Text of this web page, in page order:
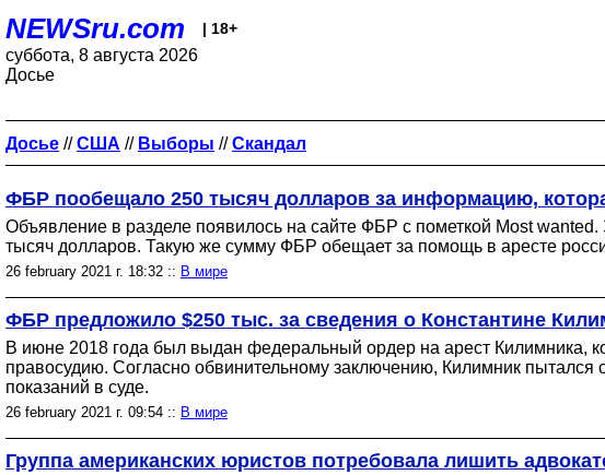
NEWSru.com | 18+
суббота, 8 августа 2026
Досье
Досье //США // Выборы //Скандал
ФБР пообещало 250 тысяч долларов за информацию,
Объявление в разделе появилось на сайте ФБР с пометкой Most
тысяч долларов. Такую же сумму ФБР обещает за помощь в аресте
26 february 2021 г. 18:32 :: В мире
ФБР предложило $250 тыс. за сведения о Константине
В июне 2018 года был выдан федеральный ордер на арест Килимника,
правосудию. Согласно обвинительному заключению, Килимник пытался
показаний в суде.
26 february 2021 г. 09:54 :: В мире
Группа американских юристов потребовала лишить